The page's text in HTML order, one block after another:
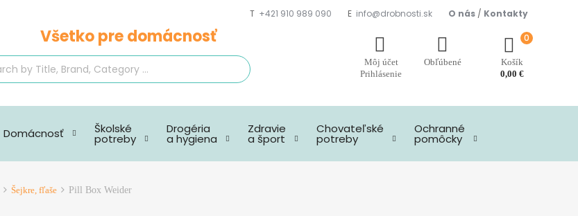
T +421 910 989 090 E info@drobnosti.sk O nás / Kontakty
Všetko pre domácnosť
Môj účet
Prihlásenie
Košík
0,00 €
0
Domácnosť Školské
potreby
Drogéria
a hygiena
Zdravie
a šport
Chovateľské
potreby
Ochranné
pomôcky
Šejkre, fľaše Pill Box Weider